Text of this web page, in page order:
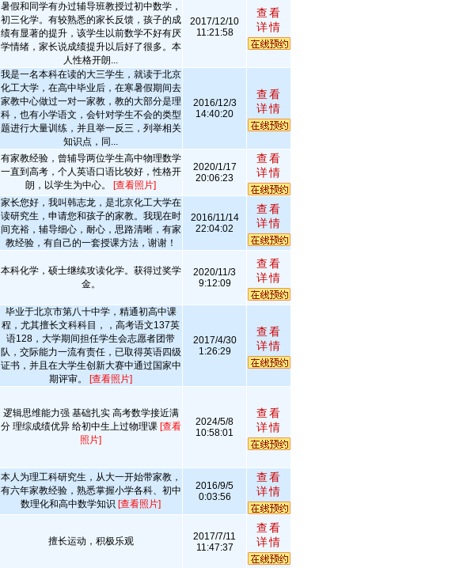
暑假和同学有办过辅导班教授过初中数学，
初三化学。有较熟悉的家长反馈，孩子的成
绩有显著的提升，该学生以前数学不好有厌
学情绪，家长说成绩提升以后好了很多。本
人性格开朗...
2017/12/10
11:21:58
查看
详情
我是一名本科在读的大三学生，就读于北京
化工大学，在高中毕业后，在寒暑假期间去
家教中心做过一对一家教，教的大部分是理
科，也有小学语文，会针对学生不会的类型
题进行大量训练，并且举一反三，列举相关
知识点，同...
2016/12/3
14:40:20
查看
详情
有家教经验，曾辅导两位学生高中物理数学
一直到高考，个人英语口语比较好，性格开
朗，以学生为中心。 [查看照片]
2020/1/17
20:06:23
查看
详情
家长您好，我叫韩志龙，是北京化工大学在
读研究生，申请您和孩子的家教。我现在时
间充裕，辅导细心，耐心，思路清晰，有家
教经验，有自己的一套授课方法，谢谢！
2016/11/14
22:04:02
查看
详情
本科化学，硕士继续攻读化学。获得过奖学
金。
2020/11/3
9:12:09
查看
详情
毕业于北京市第八十中学，精通初高中课
程，尤其擅长文科科目，，高考语文137英
语128，大学期间担任学生会志愿者团带
队，交际能力一流有责任，已取得英语四级
证书，并且在大学生创新大赛中通过国家中
期评审。 [查看照片]
2017/4/30
1:26:29
查看
详情
逻辑思维能力强 基础扎实 高考数学接近满
分 理综成绩优异 给初中生上过物理课 [查看
照片]
2024/5/8
10:58:01
查看
详情
本人为理工科研究生，从大一开始带家教，
有六年家教经验，熟悉掌握小学各科、初中
数理化和高中数学知识 [查看照片]
2016/9/5
0:03:56
查看
详情
擅长运动，积极乐观
2017/7/11
11:47:37
查看
详情